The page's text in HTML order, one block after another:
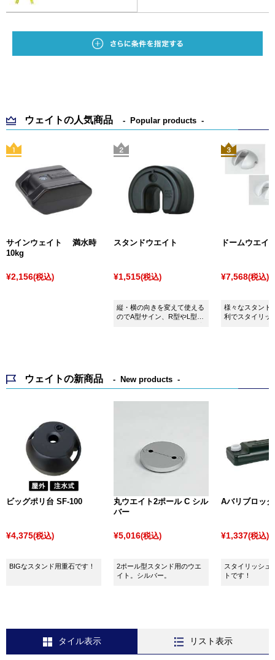
ウェイトの人気商品 Popular products
サインウェイト 満水時
10kg
¥2,156(税込)
スタンドウエイト
¥1,515(税込)
縦・横の向きを変えて使える
のでA型サイン、R型やL型サ
ドームウエイ
¥7,568(税込)
様々なスタンド
利でスタイリッ
ウェイトの新商品 New products
ビッグポリ台 SF-100
¥4,375(税込)
BIGなスタンド用重石です！
丸ウエイト2ポール C シル
バー
¥5,016(税込)
2ポール型スタンド用のウエ
イト。シルバー。
Aバリブロック
¥1,337(税込)
スタイリッシュ
トです！
タイル表示 リスト表示